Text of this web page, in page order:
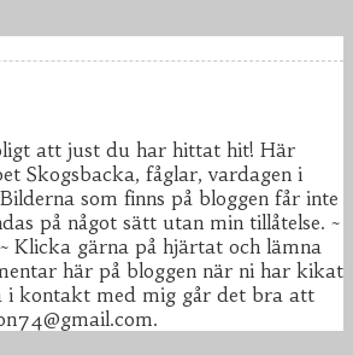
att just du har hittat hit! Här
Skogsbacka, fåglar, vardagen i
som finns på bloggen får inte
på något sätt utan min tillåtelse. ~
Klicka gärna på hjärtat och lämna
här på bloggen när ni har kikat
i kontakt med mig går det bra att